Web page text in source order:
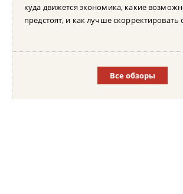
куда движется экономика, какие
предстоят, и как лучше скорректировать
Все обзоры